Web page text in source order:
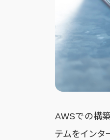
AWSでの構
テムをインタ